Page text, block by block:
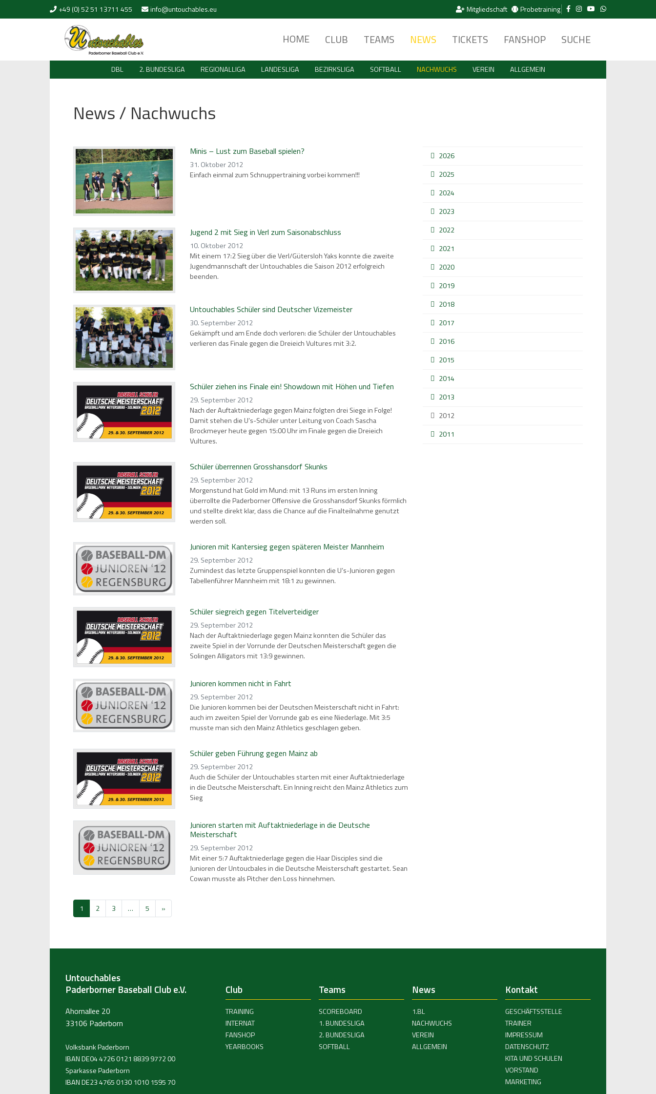
+49 (0) 52 51 13711 455 info@untouchables.eu Mitgliedschaft Probetraining
HOME CLUB TEAMS NEWS TICKETS FANSHOP SUCHE
DBL 2. BUNDESLIGA REGIONALLIGA LANDESLIGA BEZIRKSLIGA SOFTBALL NACHWUCHS VEREIN ALLGEMEIN
News / Nachwuchs
Minis – Lust zum Baseball spielen?
31. Oktober 2012
Einfach einmal zum Schnuppertraining vorbei kommen!!!
Jugend 2 mit Sieg in Verl zum Saisonabschluss
10. Oktober 2012
Mit einem 17:2 Sieg über die Verl/Gütersloh Yaks konnte die zweite
Jugendmannschaft der Untouchables die Saison 2012 erfolgreich
beenden.
Untouchables Schüler sind Deutscher Vizemeister
30. September 2012
Gekämpft und am Ende doch verloren: die Schüler der Untouchables
verlieren das Finale gegen die Dreieich Vultures mit 3:2.
Schüler ziehen ins Finale ein! Showdown mit Höhen und Tiefen
29. September 2012
Nach der Auftaktniederlage gegen Mainz folgten drei Siege in Folge!
Damit stehen die U’s-Schüler unter Leitung von Coach Sascha
Brockmeyer heute gegen 15:00 Uhr im Finale gegen die Dreieich
Vultures.
Schüler überrennen Grosshansdorf Skunks
29. September 2012
Morgenstund hat Gold im Mund: mit 13 Runs im ersten Inning
überrollte die Paderborner Offensive die Grosshansdorf Skunks förmlich
und stellte direkt klar, dass die Chance auf die Finalteilnahme genutzt
werden soll.
Junioren mit Kantersieg gegen späteren Meister Mannheim
29. September 2012
Zumindest das letzte Gruppenspiel konnten die U’s-Junioren gegen
Tabellenführer Mannheim mit 18:1 zu gewinnen.
Schüler siegreich gegen Titelverteidiger
29. September 2012
Nach der Auftaktniederlage gegen Mainz konnten die Schüler das
zweite Spiel in der Vorrunde der Deutschen Meisterschaft gegen die
Solingen Alligators mit 13:9 gewinnen.
Junioren kommen nicht in Fahrt
29. September 2012
Die Junioren kommen bei der Deutschen Meisterschaft nicht in Fahrt:
auch im zweiten Spiel der Vorrunde gab es eine Niederlage. Mit 3:5
musste man sich den Mainz Athletics geschlagen geben.
Schüler geben Führung gegen Mainz ab
29. September 2012
Auch die Schüler der Untouchables starten mit einer Auftaktniederlage
in die Deutsche Meisterschaft. Ein Inning reicht den Mainz Athletics zum
Sieg
Junioren starten mit Auftaktniederlage in die Deutsche
Meisterschaft
29. September 2012
Mit einer 5:7 Auftaktniederlage gegen die Haar Disciples sind die
Junioren der Untoucbales in die Deutsche Meisterschaft gestartet. Sean
Cowan musste als Pitcher den Loss hinnehmen.
1 2 3 … 5 »
2026
2025
2024
2023
2022
2021
2020
2019
2018
2017
2016
2015
2014
2013
2012
2011
Untouchables
Paderborner Baseball Club e.V.
Ahornallee 20
33106 Paderborn
Volksbank Paderborn
IBAN DE04 4726 0121 8839 9772 00
Sparkasse Paderborn
IBAN DE23 4765 0130 1010 1595 70
Club
TRAINING
INTERNAT
FANSHOP
YEARBOOKS
Teams
SCOREBOARD
1. BUNDESLIGA
2. BUNDESLIGA
SOFTBALL
News
1.BL
NACHWUCHS
VEREIN
ALLGEMEIN
Kontakt
GESCHÄFTSSTELLE
TRAINER
IMPRESSUM
DATENSCHUTZ
KITA UND SCHULEN
VORSTAND
MARKETING